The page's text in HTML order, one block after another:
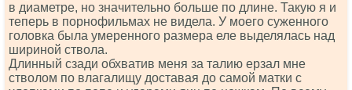
в диаметре, но значительно больше по длине. Такую я и
теперь в порнофильмах не видела. У моего суженного
головка была умеренного размера еле выделялась над
шириной ствола.
Длинный сзади обхватив меня за талию ерзал мне
стволом по влагалищу доставая до самой матки с